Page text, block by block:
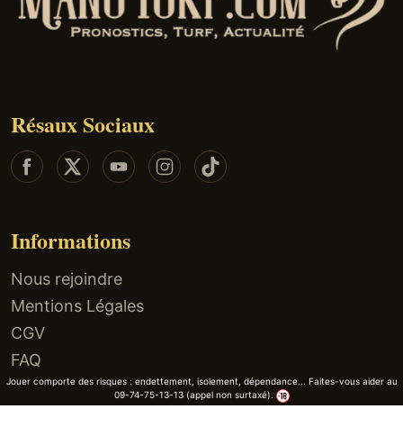
Résaux Sociaux
Informations
Nous rejoindre
Mentions Légales
CGV
FAQ
Jouer comporte des risques : endettement, isolement, dépendance... Faites-vous aider au
09-74-75-13-13 (appel non surtaxé).